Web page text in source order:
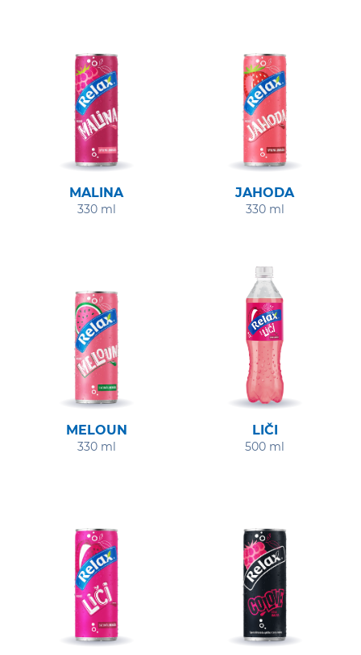
MALINA
330 ml
JAHODA
330 ml
MELOUN
330 ml
LIČI
500 ml